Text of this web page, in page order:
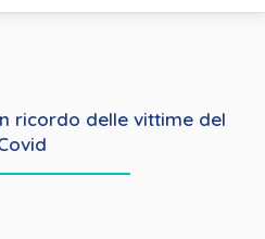
ricordo delle vittime del